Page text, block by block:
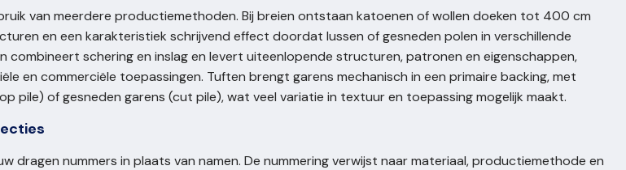
van meerdere productiemethoden. Bij breien ontstaan katoenen of wollen doeken tot 400 cm
en een karakteristiek schrijvend effect doordat lussen of gesneden polen in verschillende
combineert schering en inslag en levert uiteenlopende structuren, patronen en eigenschappen,
en commerciële toepassingen. Tuften brengt garens mechanisch in een primaire backing, met
pile) of gesneden garens (cut pile), wat veel variatie in textuur en toepassing mogelijk maakt.
dragen nummers in plaats van namen. De nummering verwijst naar materiaal, productiemethode en